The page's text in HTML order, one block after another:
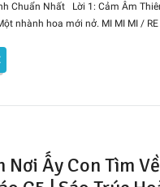
Chuẩn Nhất Lời 1: Cảm Âm
nhành hoa mới nở. MI MI MI / RE
Nơi Ấy Con Tìm